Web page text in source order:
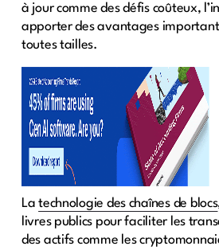
à jour comme des défis coûteux,
apporter des avantages
toutes tailles.
Latechnologie des chaînes de blocs
livres publics pour faciliter les
des actifs comme les